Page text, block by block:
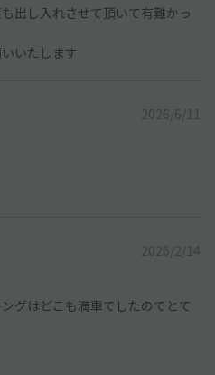
出し入れさせて頂いて有難かっ
いたします
2026/6/11
2026/2/14
グはどこも満車でしたのでとて